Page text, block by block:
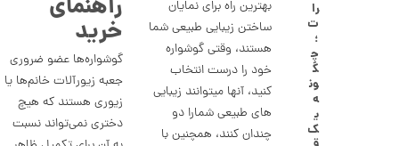
راهنمای
خرید
گوشواره‌ها عضو ضروری
جعبه زیورآلات خانم‌ها یا
زیوری هستند که هیچ
دختری نمی‌تواند نسبت
بهترین راه برای نمایان
ساختن زیبایی طبیعی شما
هستند، وقتی گوشواره
خود را درست انتخاب
کنید، آنها میتوانند زیبایی
های طبیعی شمارا دو
چندان کنند، همچنین با
را
ت
؛
چ
گ
ون
ه
ی
ک
ن
گ
ش
ت
ر